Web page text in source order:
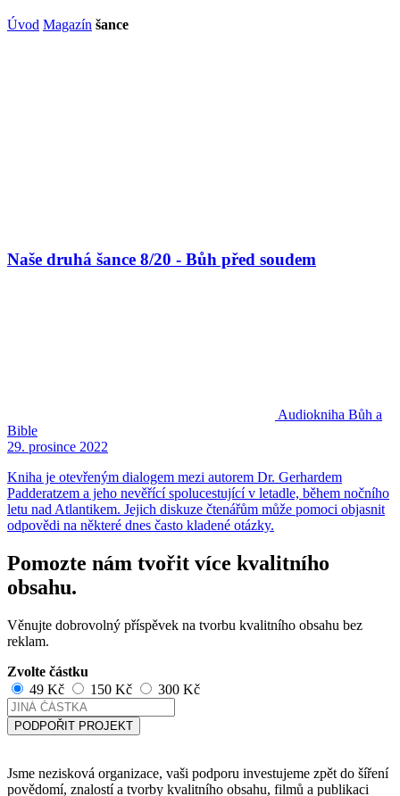
Úvod Magazín šance
Naše druhá šance 8/20 - Bůh před soudem
Audiokniha Bůh a
Bible
29. prosince 2022
Kniha je otevřeným dialogem mezi autorem Dr. Gerhardem
Padderatzem a jeho nevěřící spolucestující v letadle, během nočního
letu nad Atlantikem. Jejich diskuze čtenářům může pomoci objasnit
odpovědi na některé dnes často kladené otázky.
Pomozte nám tvořit více kvalitního
obsahu.
Věnujte dobrovolný příspěvek na tvorbu kvalitního obsahu bez
reklam.
Zvolte částku
49 Kč
150 Kč 300 Kč
PODPOŘIT PROJEKT
Jsme nezisková organizace, vaši podporu investujeme zpět do šíření
povědomí, znalostí a tvorby kvalitního obsahu, filmů a publikaci